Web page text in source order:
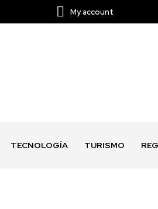
My account
TECNOLOGÍA TURISMO